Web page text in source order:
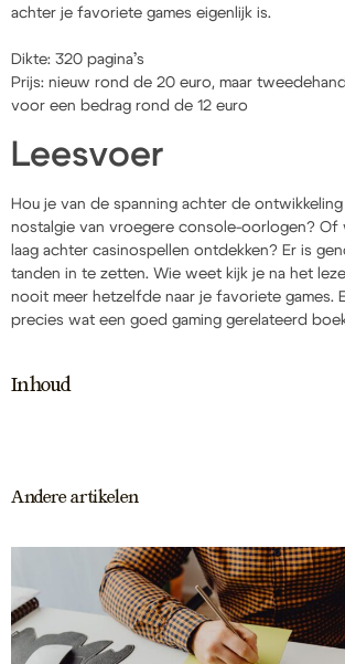
achter je favoriete games eigenlijk is.
Dikte: 320 pagina’s
Prijs: nieuw rond de 20 euro, maar
voor een bedrag rond de 12 euro
Leesvoer
Hou je van de spanning achter de
nostalgie van vroegere console-oorlogen? Of
laag achter casinospellen ontdekken? Er is
tanden in te zetten. Wie weet kijk je na het
nooit meer hetzelfde naar je favoriete games.
precies wat een goed gaming gerelateerd
Inhoud
Andere artikelen